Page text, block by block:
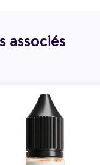
associés